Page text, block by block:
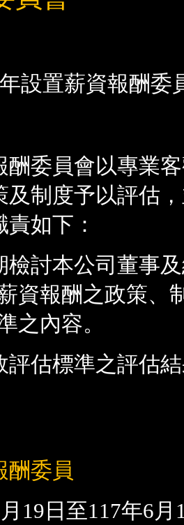
年設置薪資報酬委
酬委員會以專業
及制度予以評估
如下：
檢討本公司董事
資報酬之政策、
之內容。
評估標準之評估
酬委員
月19日至117年6月